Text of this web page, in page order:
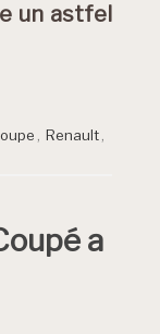
un astfel
Renault
a